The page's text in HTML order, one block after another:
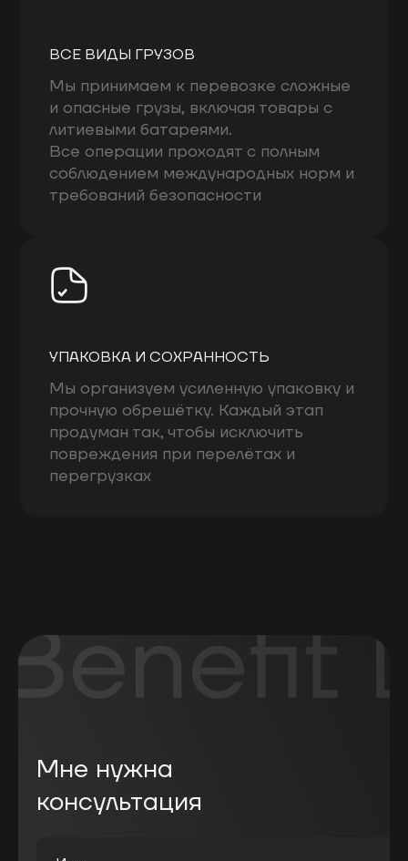
ВСЕ ВИДЫ ГРУЗОВ
Мы принимаем к перевозке сложные
и опасные грузы, включая товары с
литиевыми батареями.
Все операции проходят с полным
соблюдением международных норм и
требований безопасности
УПАКОВКА И СОХРАННОСТЬ
Мы организуем усиленную упаковку и
прочную обрешётку. Каждый этап
продуман так, чтобы исключить
повреждения при перелётах и
перегрузках
Мне нужна
консультация